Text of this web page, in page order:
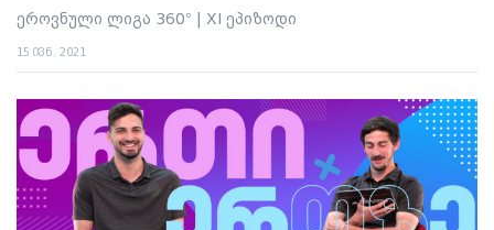
ეროვნული ლიგა 360° | XI ეპიზოდი
15 ივნ. 2021